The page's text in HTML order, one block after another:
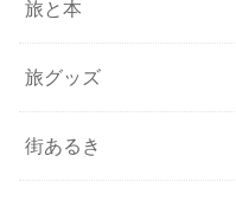
旅と本
旅グッズ
街あるき